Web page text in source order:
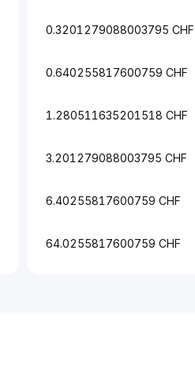
0.3201279088003795 CHF
0.640255817600759 CHF
1.280511635201518 CHF
3.201279088003795 CHF
6.40255817600759 CHF
64.0255817600759 CHF